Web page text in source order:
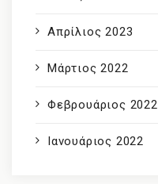
Απρίλιος 2023
Μάρτιος 2022
Φεβρουάριος 2022
Ιανουάριος 2022